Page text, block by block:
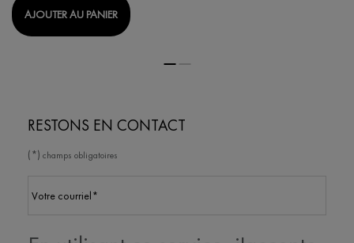
AJOUTER AU PANIER LIFTACTIV HYALURONIC SPECIALIST H.A.
RESTONS EN CONTACT
(*) champs obligatoires
Votre courriel*